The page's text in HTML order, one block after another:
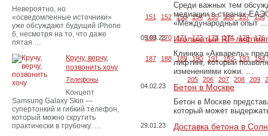
151 152 153 154 155 156 157 158
169 170 171 172 173 174 175 176
187 188 189 190 191 192 193 194
205 206 207 208 209
Среди важных тем
медиации в странах
«Международный опыт …
05.03.23 Игольчатый RF-
Клиника «Акварель»
лифтинг, который
изменениями кожи. …
04.02.23 Бетон в Москве
Бетон в Москве
который может
29.01.23 Доставка бетона в
Невероятно, но
«осведомленные источники»
уже обсуждают будущий iPhone
6, несмотря на то, что даже
пятая …
Кручу, верчу,
позвонить хочу
Телефоны
Концепт
Samsung Galaxy Skin —
супертонкий и гибкий телефон,
который можно скрутить
практически в трубочку. …